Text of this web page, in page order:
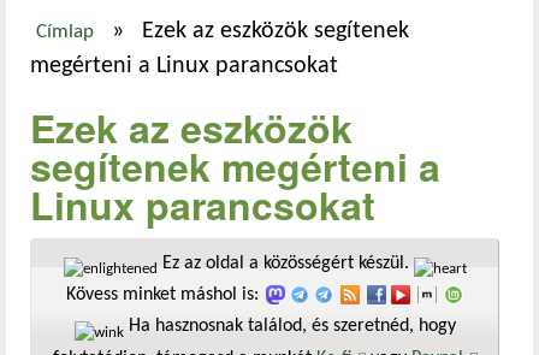
Jelenlegi hely
Címlap »
Ezek az eszközök segítenek
megérteni a Linux parancsokat
Ezek az eszközök
segítenek megérteni a
Linux parancsokat
Ez az oldal a közösségért készül.
Kövess minket máshol is:
Ha hasznosnak találod, és szeretnéd, hogy